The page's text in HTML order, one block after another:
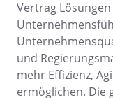
Requirement
SPC
Storeroom
Supplier
Supply
Maintenance
Meeting
ISO 45001
BPMN
Vertrag
und
mehr Effizienz,
ermöglichen. Die